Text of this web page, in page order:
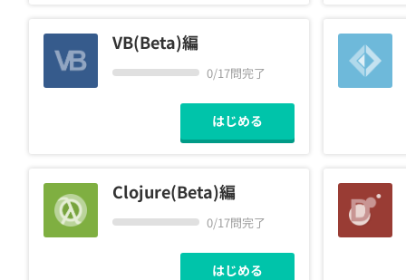
VB(Beta)編
0/17問完了
はじめる
Clojure(Beta)編
0/17問完了
はじめる